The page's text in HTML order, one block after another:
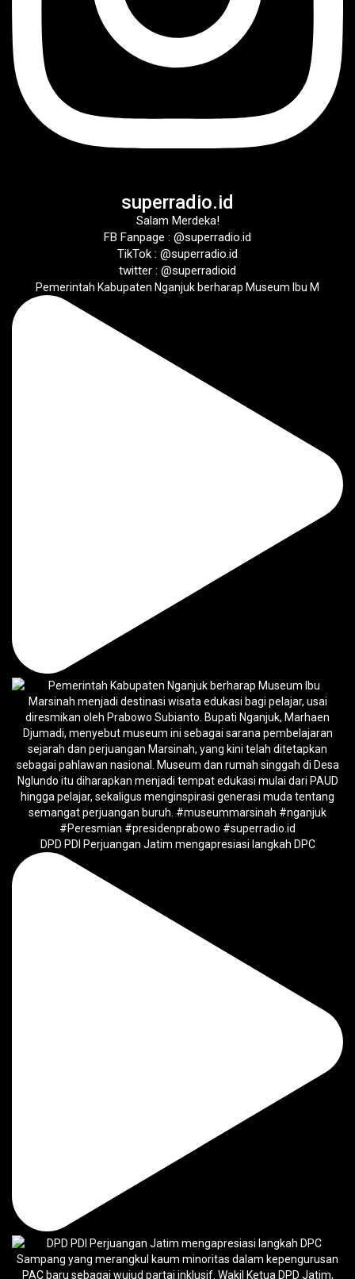
superradio.id
Salam Merdeka!
FB Fanpage : @superradio.id
TikTok : @superradio.id
twitter : @superradioid
Pemerintah Kabupaten Nganjuk berharap Museum Ibu M
DPD PDI Perjuangan Jatim mengapresiasi langkah DPC